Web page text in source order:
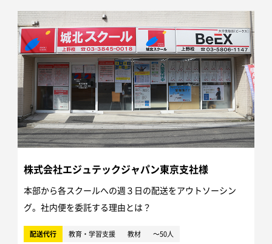
株式会社エジュテックジャパン東京支社様
本部から各スクールへの週３日の配送をアウトソーシン
グ。社内便を委託する理由とは？
配送代行 教育・学習支援 教材 ～50人